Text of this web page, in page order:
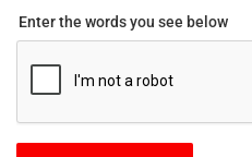
Enter the words you see below